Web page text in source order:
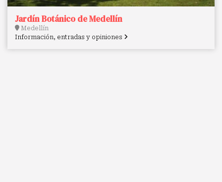
Jardín Botánico de Medellín
Medellín
Información, entradas y opiniones